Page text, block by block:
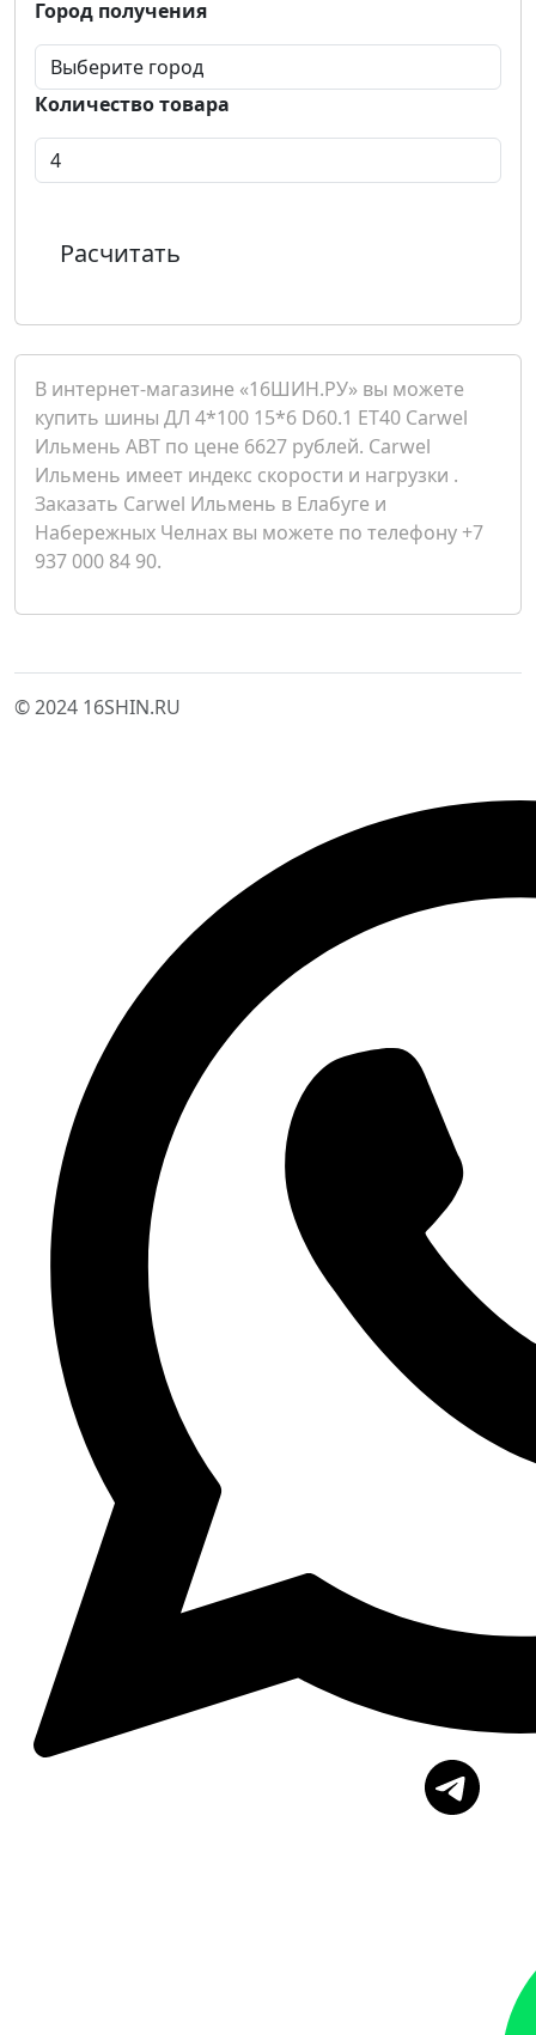
Город получения
Количество товара
Расчитать
В интернет-магазине «16ШИН.РУ» вы можете
купить шины ДЛ 4*100 15*6 D60.1 ET40 Carwel
Ильмень ABT по цене 6627 рублей. Carwel
Ильмень имеет индекс скорости и нагрузки .
Заказать Carwel Ильмень в Елабуге и
Набережных Челнах вы можете по телефону +7
937 000 84 90.
© 2024 16SHIN.RU